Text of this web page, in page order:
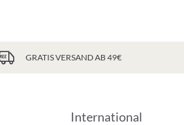
GRATIS VERSAND AB 49€
International